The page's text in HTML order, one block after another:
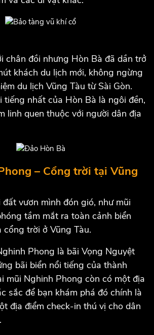
chân đồi nhưng Hòn Bà đã dần trở
khách du lịch mới, không ngừng
du lịch Vũng Tàu từ Sài Gòn.
nhất của Hòn Bà là ngôi đền,
linh quen thuộc với người dân địa
– Cổng trời tại Vũng
vươn mình đón gió, như mũi
tầm mắt ra toàn cảnh biển
cổng trời ở Vũng Tàu.
Phong là bãi Vọng Nguyệt
bãi biển nổi tiếng của thành
mũi Nghinh Phong còn có một địa
sắc để bạn khám phá đó chính là
địa điểm check-in thú vị cho dân